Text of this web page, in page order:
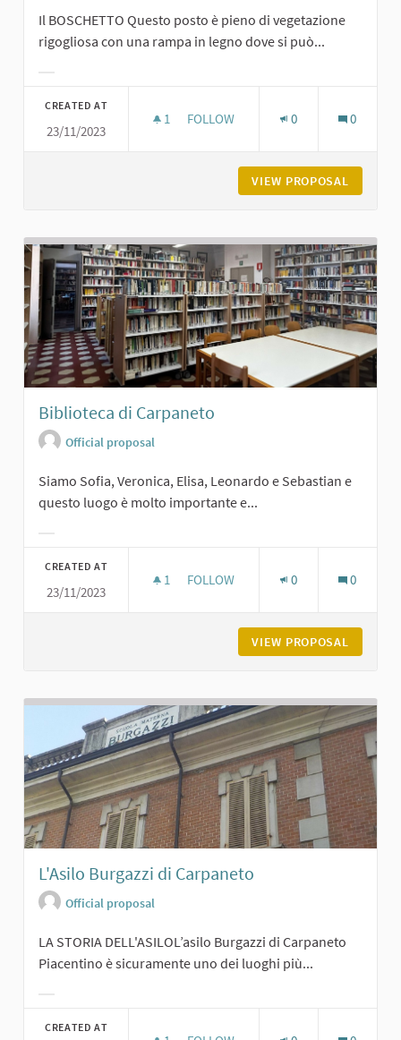
Il BOSCHETTO Questo posto è pieno di vegetazione
rigogliosa con una rampa in legno dove si può...
CREATED AT
23/11/2023
1 1 FOLLOWER
FOLLOW 0 0
VIEW PROPOSAL
Biblioteca di Carpaneto
Official proposal
Siamo Sofia, Veronica, Elisa, Leonardo e Sebastian e
questo luogo è molto importante e...
CREATED AT
23/11/2023
1 1 FOLLOWER
FOLLOW 0 0
VIEW PROPOSAL
L'Asilo Burgazzi di Carpaneto
Official proposal
LA STORIA DELL'ASILOL’asilo Burgazzi di Carpaneto
Piacentino è sicuramente uno dei luoghi più...
CREATED AT